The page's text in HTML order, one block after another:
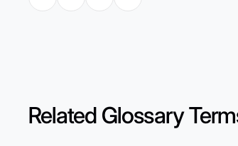
Related Glossary